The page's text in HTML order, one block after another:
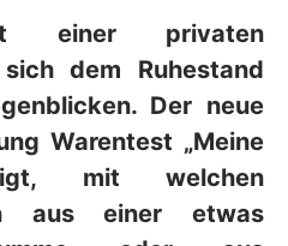
einer privaten
dem Ruhestand
Der neue
Warentest „Meine
mit welchen
aus einer etwas